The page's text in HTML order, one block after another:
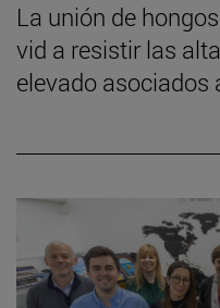
La unión de
vid a resistir las
elevado